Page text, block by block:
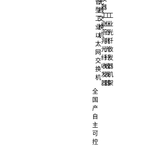
管
型
工
业
以
太
网
交
换
机
无
线
交
换
机
器
工
业
千
兆
光
纤
收
发
器
工
业
百
兆
光
纤
收
发
器
工
业
光
纤
收
发
器
机
架
全
国
产
自
主
可
控